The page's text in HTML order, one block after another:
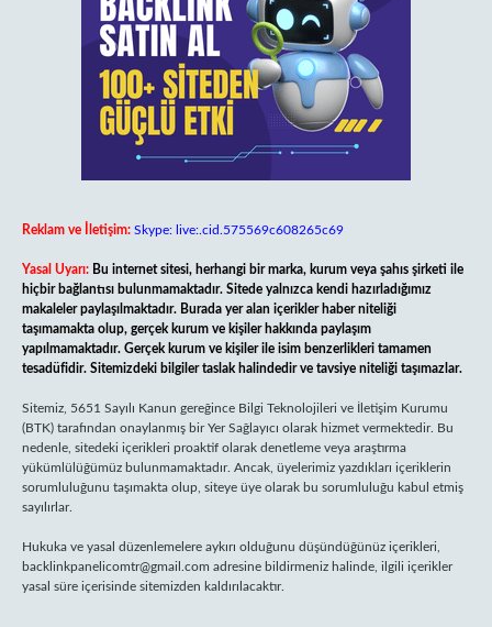
Reklam ve İletişim: Skype: live:.cid.575569c608265c69
Yasal Uyarı: Bu internet sitesi, herhangi bir marka, kurum veya şahıs şirketi ile
hiçbir bağlantısı bulunmamaktadır. Sitede yalnızca kendi hazırladığımız
makaleler paylaşılmaktadır. Burada yer alan içerikler haber niteliği
taşımamakta olup, gerçek kurum ve kişiler hakkında paylaşım
yapılmamaktadır. Gerçek kurum ve kişiler ile isim benzerlikleri tamamen
tesadüfidir. Sitemizdeki bilgiler taslak halindedir ve tavsiye niteliği taşımazlar.
Sitemiz, 5651 Sayılı Kanun gereğince Bilgi Teknolojileri ve İletişim Kurumu
(BTK) tarafından onaylanmış bir Yer Sağlayıcı olarak hizmet vermektedir. Bu
nedenle, sitedeki içerikleri proaktif olarak denetleme veya araştırma
yükümlülüğümüz bulunmamaktadır. Ancak, üyelerimiz yazdıkları içeriklerin
sorumluluğunu taşımakta olup, siteye üye olarak bu sorumluluğu kabul etmiş
sayılırlar.
Hukuka ve yasal düzenlemelere aykırı olduğunu düşündüğünüz içerikleri,
backlinkpanelicomtr@gmail.com adresine bildirmeniz halinde, ilgili içerikler
yasal süre içerisinde sitemizden kaldırılacaktır.